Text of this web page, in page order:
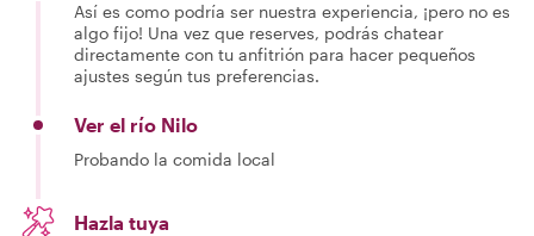
Así es como podría ser nuestra experiencia, ¡pero no es
algo fijo! Una vez que reserves, podrás chatear
directamente con tu anfitrión para hacer pequeños
ajustes según tus preferencias.
Ver el río Nilo
Probando la comida local
Hazla tuya